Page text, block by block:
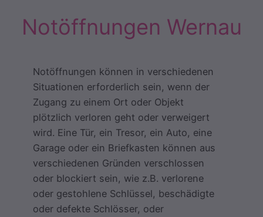
Notöffnungen Wernau
Notöffnungen können in verschiedenen
Situationen erforderlich sein, wenn der
Zugang zu einem Ort oder Objekt
plötzlich verloren geht oder verweigert
wird. Eine Tür, ein Tresor, ein Auto, eine
Garage oder ein Briefkasten können aus
verschiedenen Gründen verschlossen
oder blockiert sein, wie z.B. verlorene
oder gestohlene Schlüssel, beschädigte
oder defekte Schlösser, oder